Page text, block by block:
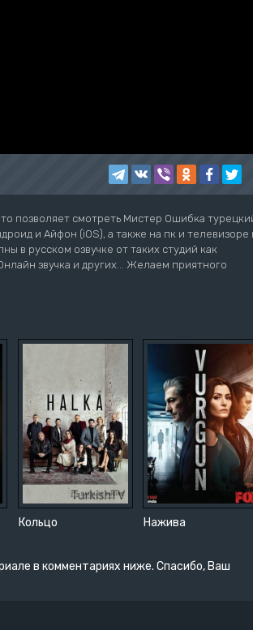
позволяет смотреть Мистер Ошибка
и Айфон (iOS), а также на пк и телевизоре
в русском озвучке от таких студий как
звучка и других... Желаем приятного
Кольцо Нажива
в комментариях ниже. Спасибо, Ваш